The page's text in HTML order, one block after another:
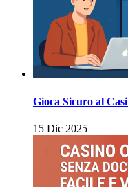
Gioca Sicuro al
15 Dic 2025